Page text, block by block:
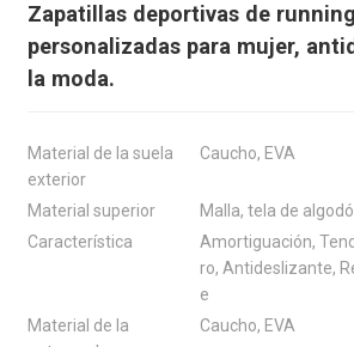
Zapatillas deportivas de running
personalizadas para mujer,
la moda.
Material de la suela
exterior
Caucho, EVA
Material superior
Malla, tela de
Característica
Amortiguación,
ro, Antideslizante,
e
Material de la
Caucho, EVA